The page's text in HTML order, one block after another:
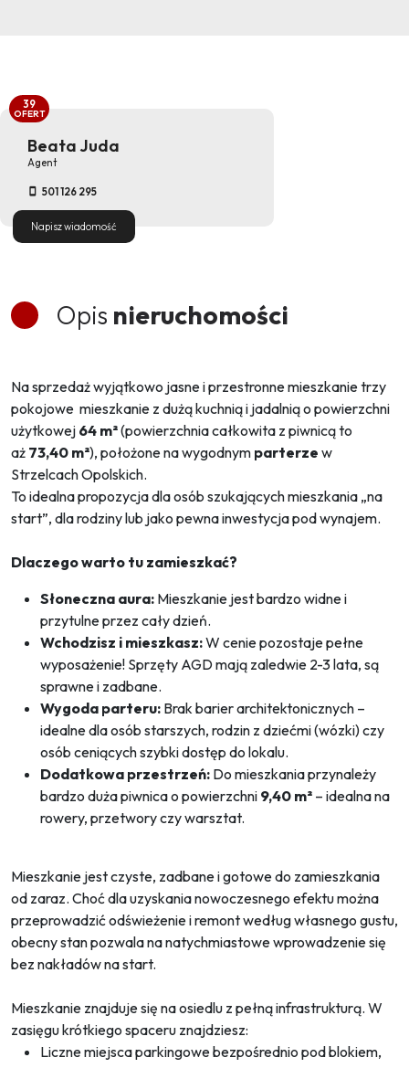
Beata Juda
Agent
501 126 295
Napisz wiadomość
39
OFERT
Opis nieruchomości
Na sprzedaż wyjątkowo jasne i przestronne mieszkanie trzy
pokojowe mieszkanie z dużą kuchnią i jadalnią o powierzchni
użytkowej 64 m²(powierzchnia całkowita z piwnicą to
aż 73,40 m²), położone na wygodnym parterze w
Strzelcach Opolskich.
To idealna propozycja dla osób szukających mieszkania „na
start”, dla rodziny lub jako pewna inwestycja pod wynajem.
Dlaczego warto tu zamieszkać?
Słoneczna aura: Mieszkanie jest bardzo widne i
przytulne przez cały dzień.
Wchodzisz i mieszkasz:W cenie pozostaje pełne
wyposażenie! Sprzęty AGD mają zaledwie 2-3 lata, są
sprawne i zadbane.
Wygoda parteru: Brak barier architektonicznych –
idealne dla osób starszych, rodzin z dziećmi (wózki) czy
osób ceniących szybki dostęp do lokalu.
Dodatkowa przestrzeń: Do mieszkania przynależy
bardzo duża piwnica o powierzchni 9,40 m² – idealna na
rowery, przetwory czy warsztat.
Mieszkanie jest czyste, zadbane i gotowe do zamieszkania
od zaraz. Choć dla uzyskania nowoczesnego efektu można
przeprowadzić odświeżenie i remont według własnego gustu,
obecny stan pozwala na natychmiastowe wprowadzenie się
bez nakładów na start.
Mieszkanie znajduje się na osiedlu z pełną infrastrukturą. W
zasięgu krótkiego spaceru znajdziesz:
Liczne miejsca parkingowe bezpośrednio pod blokiem,